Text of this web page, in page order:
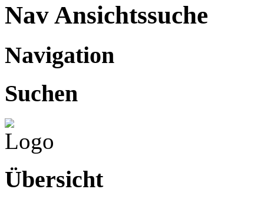
Nav Ansichtssuche
Navigation
Suchen
Übersicht